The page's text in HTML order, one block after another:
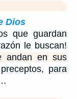
Dios
que guardan
le buscan!
andan en sus
para